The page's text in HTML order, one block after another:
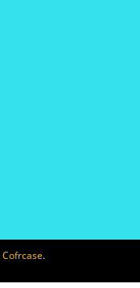
Cofrcase.